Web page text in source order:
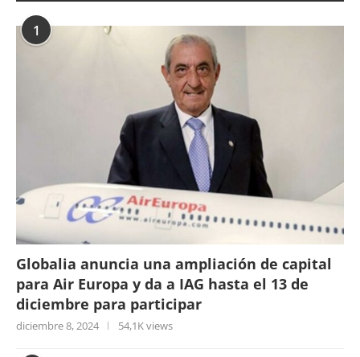
1
Globalia anuncia una ampliación de capital
para Air Europa y da a IAG hasta el 13 de
diciembre para participar
diciembre 8, 2024 54,1K views